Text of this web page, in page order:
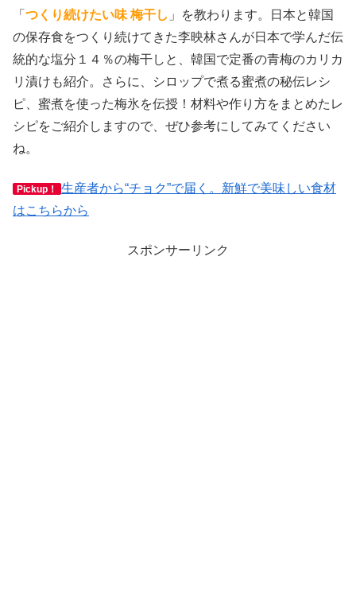
「 つくり続けたい味 梅干し 」を教わります。日本と韓国
の保存食をつくり続けてきた李映林さんが日本で学んだ伝
統的な塩分１４％の梅干しと、韓国で定番の青梅のカリカ
リ漬けも紹介。さらに、シロップで煮る蜜煮の秘伝レシ
ピ、蜜煮を使った梅氷を伝授！材料や作り方をまとめたレ
シピをご紹介しますので、ぜひ参考にしてみてください
ね。
Pickup！
生産者から“チョク”で届く。新鮮で美味しい食材
はこちらから
スポンサーリンク